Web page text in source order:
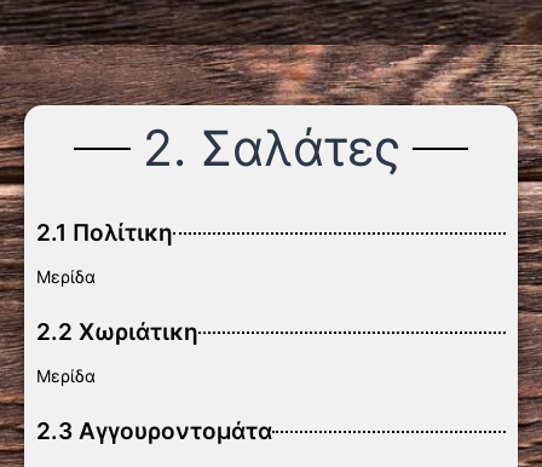
2. Σαλάτες
2.1 Πολίτικη
Μερίδα
2.2 Χωριάτικη
Μερίδα
2.3 Αγγουροντομάτα